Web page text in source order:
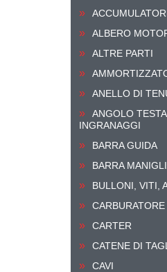
ALBERO
ALTRE PARTI
ANELLO DI
ANGOLO
INGRANAGGI
BARRA GUIDA
BARRA
BULLONI, VITI,
CARBURATORE
CARTER
CATENE DI
CAVI